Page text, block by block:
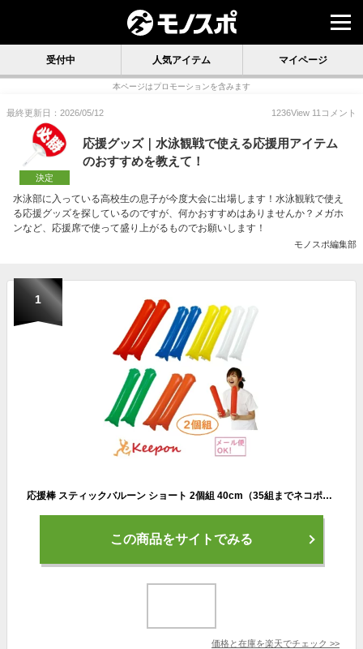
受付中 人気アイテム マイページ
本ページはプロモーションを含みます
最終更新日：2026/05/12 1236View 11 コメント
決定
応援グッズ｜水泳観戦で使える応援用アイテム
のおすすめを教えて！
水泳部に入っている高校生の息子が今度大会に出場します！水泳観戦で使え
る応援グッズを探しているのですが、何かおすすめはありませんか？メガホ
ンなど、応援席で使って盛り上がるものでお願いします！
モノスポ編集部
1
応援棒 スティックバルーン ショート 2個組 40cm（35組までネコポス可) 全6色 アーテック 運動会 応援グッズ 体育祭 幼稚園 保育園 小学校 中学校 スポーツ
この商品をサイトでみる
価格と在庫を楽天でチェック >>